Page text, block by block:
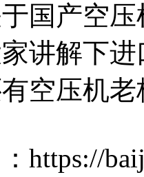
国产空
讲解下
空压机
https://